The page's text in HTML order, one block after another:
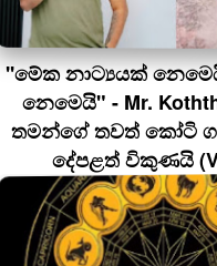
''මේක නාට්‍යයක්
නෙමෙයි" - Mr.
තමන්ගේ තවත් කෝටි
දේපළත් විකුණයි